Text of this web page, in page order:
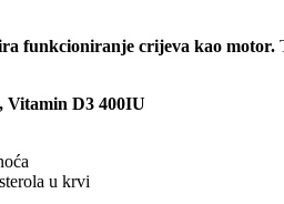
funkcioniranje crijeva kao motor.
Vitamin D3 400IU
u krvi